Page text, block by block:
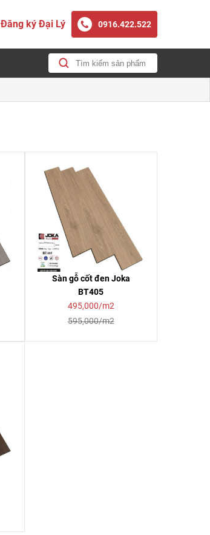
Đăng ký Đại Lý 0916.422.522
Sàn gỗ cốt đen Joka
BT405
495,000/m2
595,000/m2